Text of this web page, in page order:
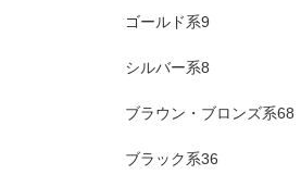
ゴールド系9
シルバー系8
ブラウン・ブロンズ系68
ブラック系36